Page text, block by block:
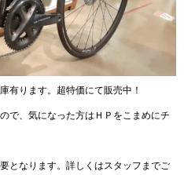
有ります。超特価にて販売中！
で、気になった方はＨＰをこまめにチ
となります。詳しくはスタッフまでご